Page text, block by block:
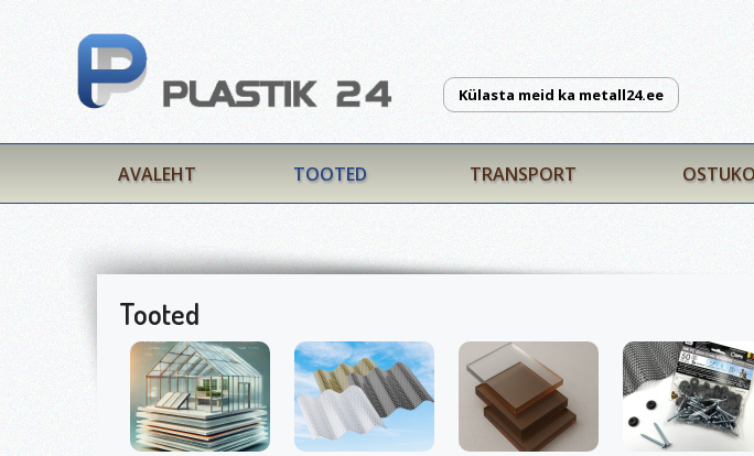
Külasta meid ka metall24.ee
AVALEHT TOOTED TRANSPORT
Tooted